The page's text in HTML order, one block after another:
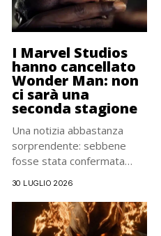
I Marvel Studios
hanno cancellato
Wonder Man: non
ci sarà una
seconda stagione
Una notizia abbastanza
sorprendente: sebbene
fosse stata confermata
30 LUGLIO 2026